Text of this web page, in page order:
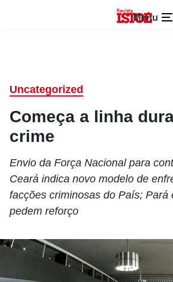
Menu
Uncategorized
Começa a linha
crime
Envio da Força Nacional para
Ceará indica novo modelo de
facções criminosas do País; Pará
pedem reforço